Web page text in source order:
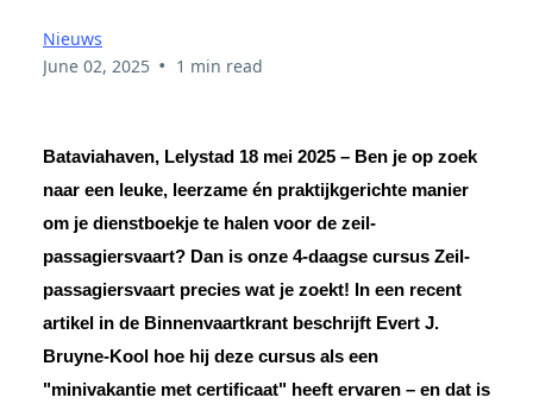
Nieuws
June 02, 2025 • 1 min read
Bataviahaven, Lelystad 18 mei 2025 – Ben je op zoek
naar een leuke, leerzame én praktijkgerichte manier
om je dienstboekje te halen voor de zeil-
passagiersvaart? Dan is onze 4-daagse cursus Zeil-
passagiersvaart precies wat je zoekt! In een recent
artikel in de Binnenvaartkrant beschrijft Evert J.
Bruyne-Kool hoe hij deze cursus als een
"minivakantie met certificaat" heeft ervaren – en dat is